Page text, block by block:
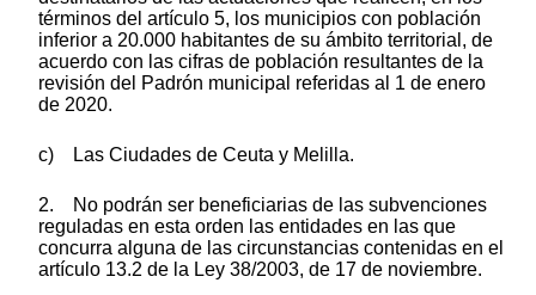
términos del artículo 5, los municipios con población
inferior a 20.000 habitantes de su ámbito territorial, de
acuerdo con las cifras de población resultantes de la
revisión del Padrón municipal referidas al 1 de enero
de 2020.
c) Las Ciudades de Ceuta y Melilla.
2. No podrán ser beneficiarias de las subvenciones
reguladas en esta orden las entidades en las que
concurra alguna de las circunstancias contenidas en el
artículo 13.2 de la Ley 38/2003, de 17 de noviembre.